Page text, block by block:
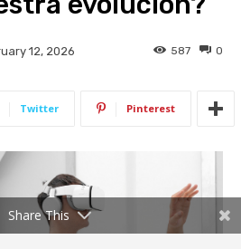
Share This